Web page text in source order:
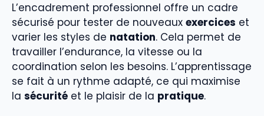
L’encadrement professionnel offre un cadre
sécurisé pour tester de nouveaux exercices et
varier les styles de natation. Cela permet de
travailler l’endurance, la vitesse ou la
coordination selon les besoins. L’apprentissage
se fait à un rythme adapté, ce qui maximise
la sécurité et le plaisir de la pratique.